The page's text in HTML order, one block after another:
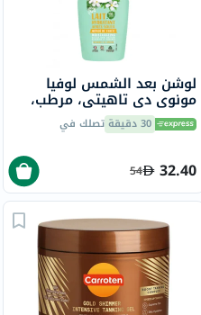
لوشن بعد الشمس لوفيا
مونوى دي تاهيتي، مرطب،
150مل. 30 دقيقة تصلك في
32.40
54